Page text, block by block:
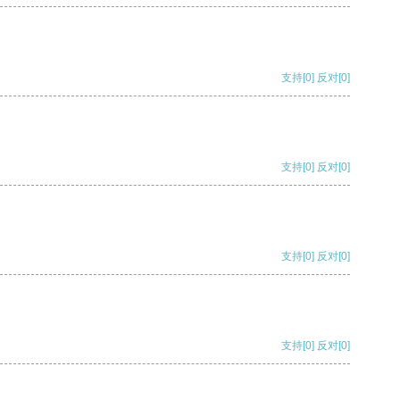
支持[0] 反对[0]
支持[0] 反对[0]
支持[0] 反对[0]
支持[0] 反对[0]